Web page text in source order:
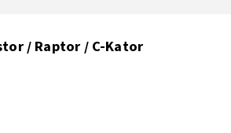
/ Raptor / C-Kator